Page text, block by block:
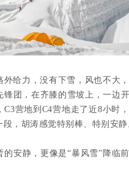
外给力，没有下雪，风也不大
锋团，在齐膝的雪坡上，一边
C3营地到C4营地走了近8小时
，胡涛感觉特别棒、特别安静
的安静，更像是“暴风雪”降临